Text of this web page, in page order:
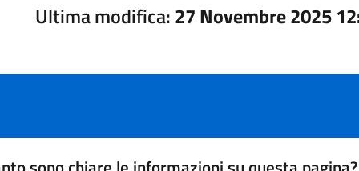
Ultima modifica:27 Novembre 2025